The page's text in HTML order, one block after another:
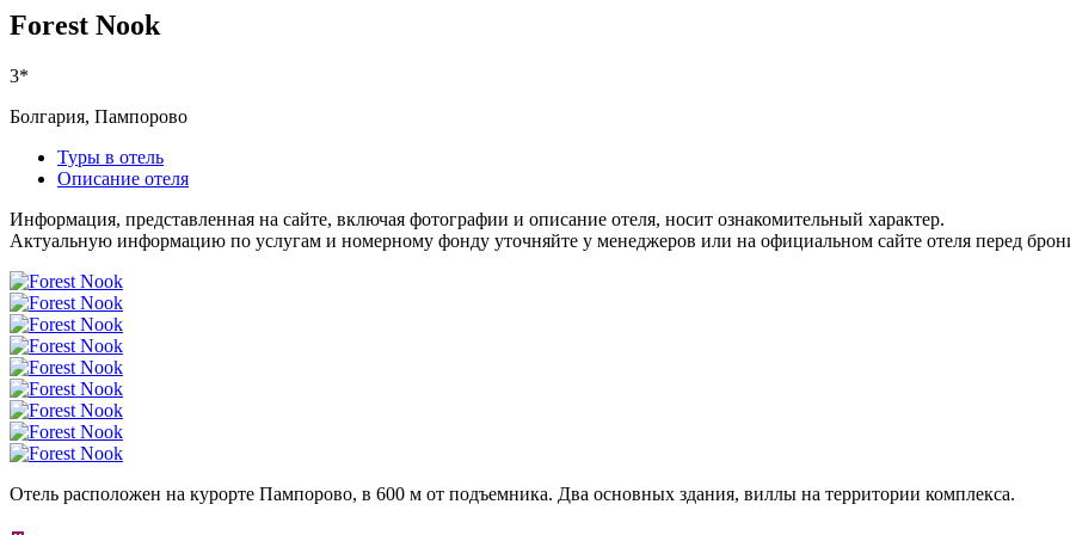
Forest Nook
3*
Болгария, Пампорово
Туры в отель
Описание отеля
Информация, представленная на сайте, включая фотографии и описание отеля, носит ознакомительный характер.
Актуальную информацию по услугам и номерному фонду уточняйте у менеджеров или на официальном сайте отеля перед
Отель расположен на курорте Пампорово, в 600 м от подъемника. Два основных здания, виллы на территории комплекса.